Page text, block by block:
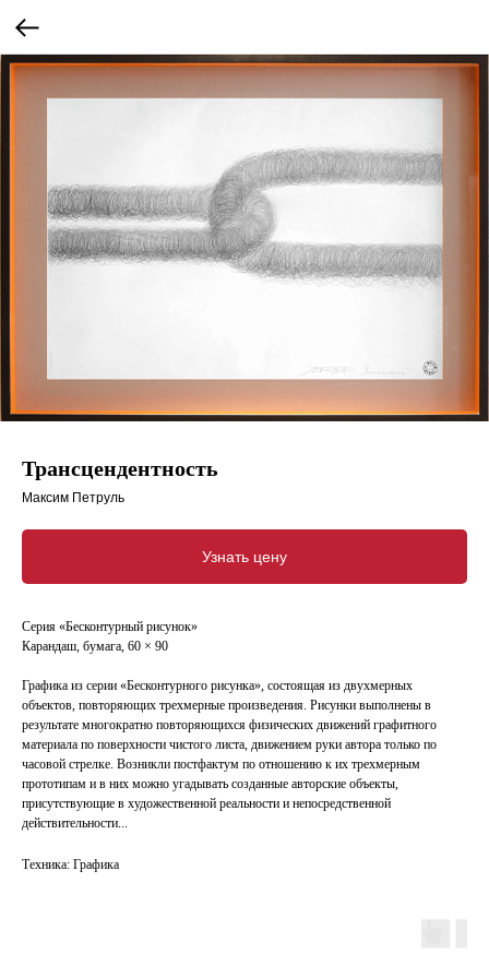
Трансцендентность
Максим Петруль
Узнать цену
Серия «Бесконтурный рисунок»
Карандаш, бумага, 60 × 90
Графика из серии «Бесконтурного рисунка», состоящая из двухмерных
объектов, повторяющих трехмерные произведения. Рисунки выполнены в
результате многократно повторяющихся физических движений графитного
материала по поверхности чистого листа, движением руки автора только по
часовой стрелке. Возникли постфактум по отношению к их трехмерным
прототипам и в них можно угадывать созданные авторские объекты,
присутствующие в художественной реальности и непосредственной
действительности...
Техника: Графика